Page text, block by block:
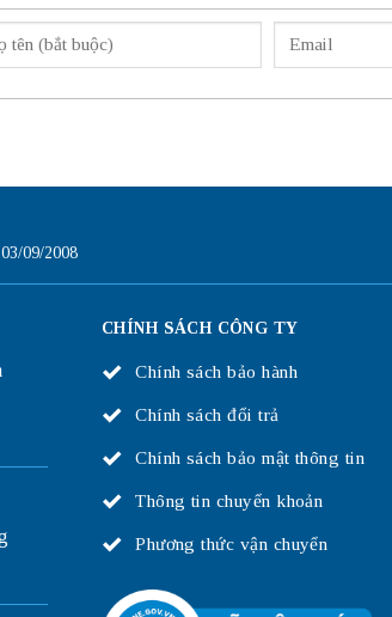
09/2008
CHÍNH SÁCH CÔNG TY
Chính sách bảo hành
Chính sách đổi trả
Chính sách bảo mật thông tin
Thông tin chuyển khoản
Phương thức vận chuyển